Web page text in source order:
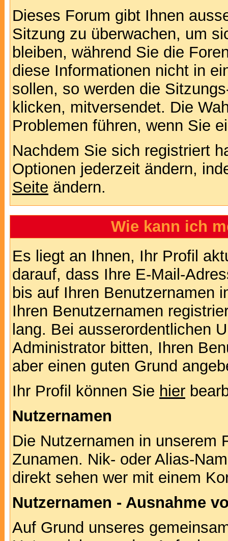
Dieses Forum gibt Ihnen
Sitzung zu überwachen, um
bleiben, während Sie die
diese Informationen nicht in
sollen, so werden die
klicken, mitversendet. Die
Problemen führen, wenn Sie
Nachdem Sie sich registriert
Optionen jederzeit ändern,
Seite ändern.
Wie kann ich
Es liegt an Ihnen, Ihr Profil
darauf, dass Ihre E-Mail-
bis auf Ihren Benutzernamen
Ihren Benutzernamen
lang. Bei ausserordentlichen
Administrator bitten, Ihren
aber einen guten Grund
Ihr Profil können Sie hier
Nutzernamen
Die Nutzernamen in unserem
Zunamen. Nik- oder Alias-
direkt sehen wer mit einem
Nutzernamen - Ausnahme
Auf Grund unseres